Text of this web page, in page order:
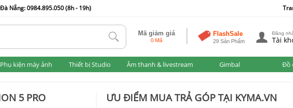
Nẵng: 0984.895.050 (8h - 19h)
tlk Mã giảm giá
0 Mã
FlashSale
29 Sản Phẩm
Đăng
Tài
Phụ kiện máy ảnh Thiết bị Studio Âm thanh & livestream Gimbal Đồ
5 PRO
ƯU ĐIỂM MUA TRẢ GÓP TẠI KYMA.VN